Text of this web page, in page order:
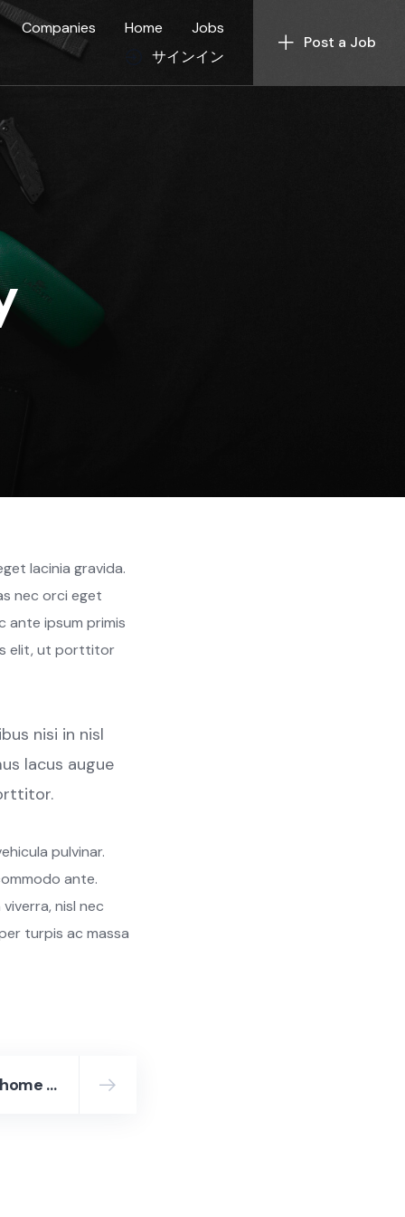
Companies Home
Jobs
サインイン
Post a Job
lacinia gravida.
nec orci eget
ante ipsum primis
elit, ut porttitor
nisi in nisl
lacus augue
pulvinar.
ante.
nisl nec
turpis ac massa
Setting up the perfect home workstation